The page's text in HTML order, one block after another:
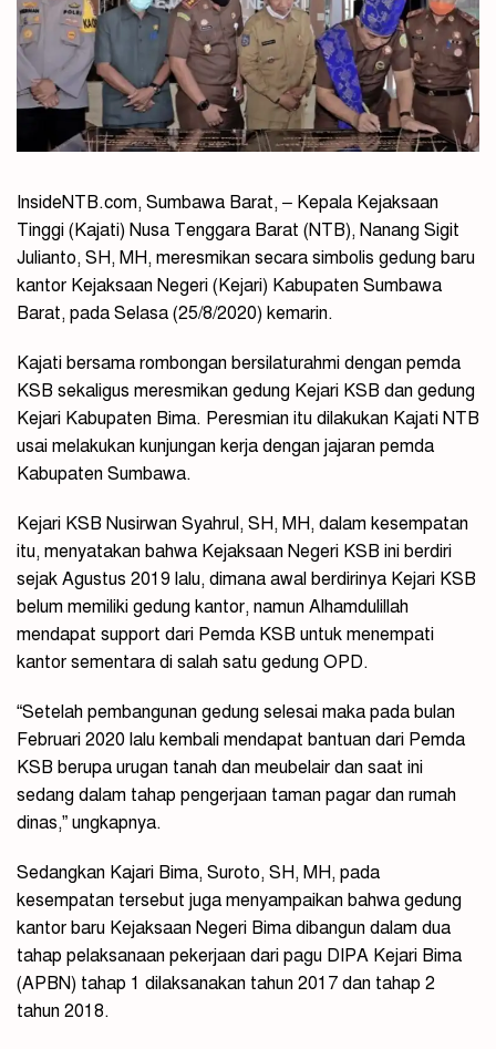
InsideNTB.com, Sumbawa Barat, – Kepala Kejaksaan
Tinggi (Kajati) Nusa Tenggara Barat (NTB), Nanang Sigit
Julianto, SH, MH, meresmikan secara simbolis gedung baru
kantor Kejaksaan Negeri (Kejari) Kabupaten Sumbawa
Barat, pada Selasa (25/8/2020) kemarin.
Kajati bersama rombongan bersilaturahmi dengan pemda
KSB sekaligus meresmikan gedung Kejari KSB dan gedung
Kejari Kabupaten Bima. Peresmian itu dilakukan Kajati NTB
usai melakukan kunjungan kerja dengan jajaran pemda
Kabupaten Sumbawa.
Kejari KSB Nusirwan Syahrul, SH, MH, dalam kesempatan
itu, menyatakan bahwa Kejaksaan Negeri KSB ini berdiri
sejak Agustus 2019 lalu, dimana awal berdirinya Kejari KSB
belum memiliki gedung kantor, namun Alhamdulillah
mendapat support dari Pemda KSB untuk menempati
kantor sementara di salah satu gedung OPD.
“Setelah pembangunan gedung selesai maka pada bulan
Februari 2020 lalu kembali mendapat bantuan dari Pemda
KSB berupa urugan tanah dan meubelair dan saat ini
sedang dalam tahap pengerjaan taman pagar dan rumah
dinas,” ungkapnya.
Sedangkan Kajari Bima, Suroto, SH, MH, pada
kesempatan tersebut juga menyampaikan bahwa gedung
kantor baru Kejaksaan Negeri Bima dibangun dalam dua
tahap pelaksanaan pekerjaan dari pagu DIPA Kejari Bima
(APBN) tahap 1 dilaksanakan tahun 2017 dan tahap 2
tahun 2018.